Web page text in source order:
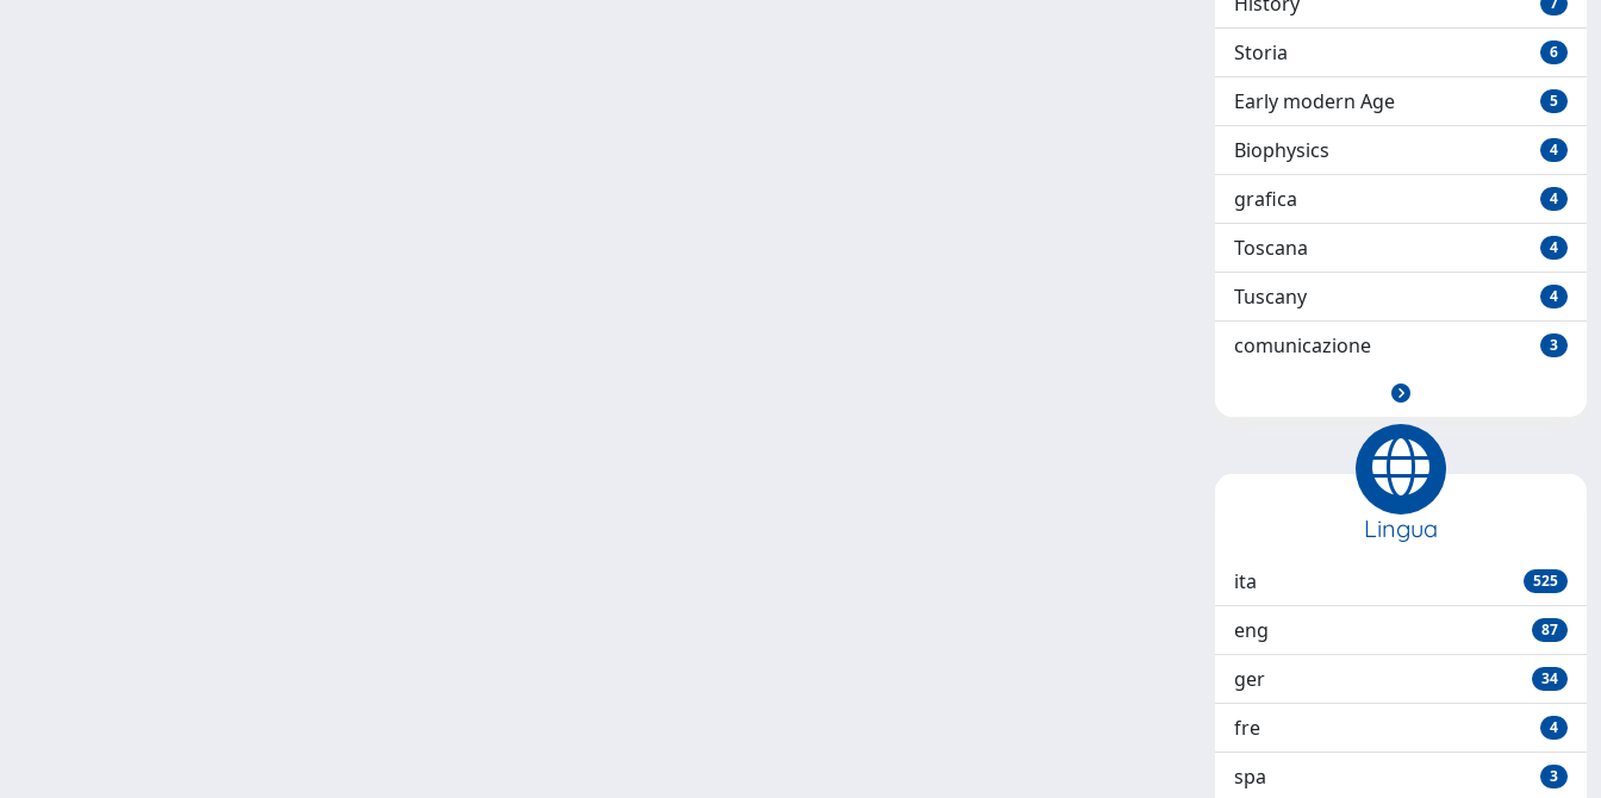
Storia 6
Early modern Age 5
Biophysics 4
grafica 4
Toscana 4
Tuscany 4
comunicazione 3
Lingua
ita 525
eng 87
ger 34
fre 4
spa 3